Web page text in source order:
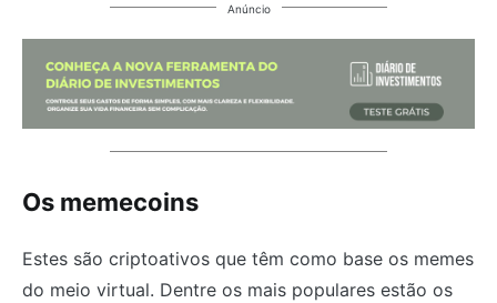
Anúncio
Os memecoins
Estes são criptoativos que têm como base os memes
do meio virtual. Dentre os mais populares estão os